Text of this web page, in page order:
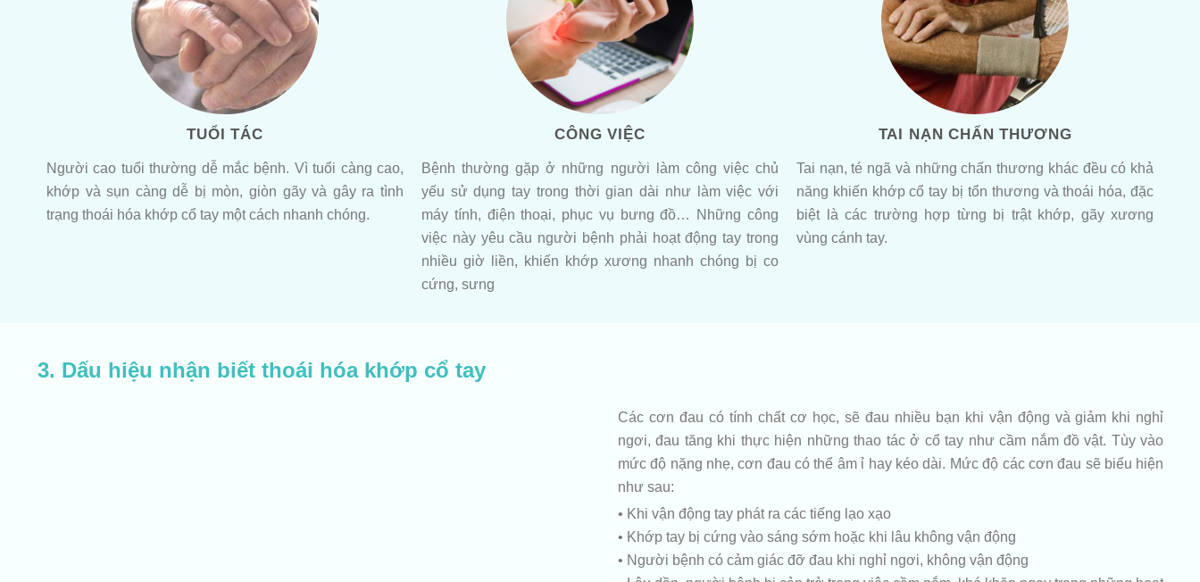
TUỔI TÁC
Người cao tuổi thường dễ mắc bệnh. Vì tuổi càng cao,
khớp và sụn càng dễ bị mòn, giòn gãy và gây ra tình
trạng thoái hóa khớp cổ tay một cách nhanh chóng.
CÔNG VIỆC
Bệnh thường gặp ở những người làm công việc chủ
yếu sử dụng tay trong thời gian dài như làm việc với
máy tính, điện thoại, phục vụ bưng đồ… Những công
việc này yêu cầu người bệnh phải hoạt động tay trong
nhiều giờ liền, khiến khớp xương nhanh chóng bị co
cứng, sưng
TAI NẠN CHẤN THƯƠNG
Tai nạn, té ngã và những chấn thương khác đều có khả
năng khiến khớp cổ tay bị tổn thương và thoái hóa, đặc
biệt là các trường hợp từng bị trật khớp, gãy xương
vùng cánh tay.
3. Dấu hiệu nhận biết thoái hóa khớp cổ tay
Các cơn đau có tính chất cơ học, sẽ đau nhiều bạn khi vận động và giảm khi nghỉ
ngơi, đau tăng khi thực hiện những thao tác ở cổ tay như cầm nắm đồ vật. Tùy vào
mức độ nặng nhẹ, cơn đau có thể âm ỉ hay kéo dài. Mức độ các cơn đau sẽ biểu hiện
như sau:
• Khi vận động tay phát ra các tiếng lạo xạo
• Khớp tay bị cứng vào sáng sớm hoặc khi lâu không vận động
• Người bệnh có cảm giác đỡ đau khi nghỉ ngơi, không vận động